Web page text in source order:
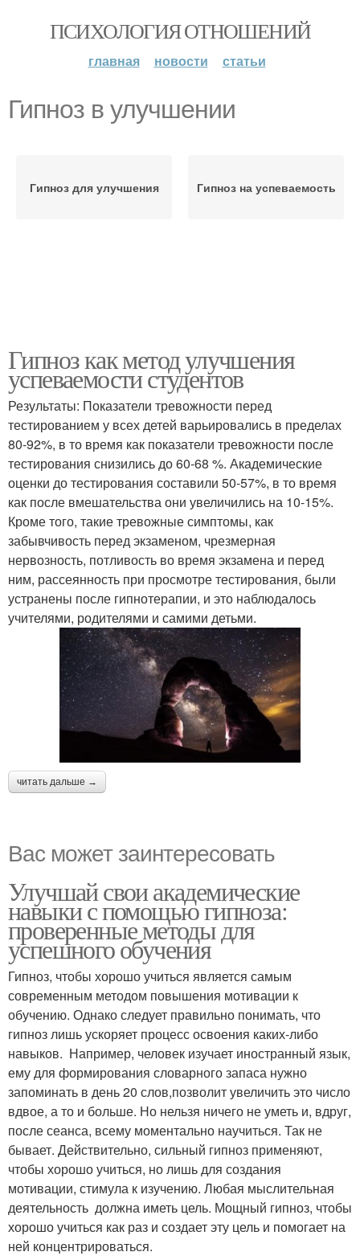
ПСИХОЛОГИЯ ОТНОШЕНИЙ
главная новости статьи
Гипноз в улучшении
Гипноз для улучшения Гипноз на успеваемость
Гипноз как метод улучшения
успеваемости студентов
Результаты: Показатели тревожности перед
тестированием у всех детей варьировались в пределах
80-92%, в то время как показатели тревожности после
тестирования снизились до 60-68 %. Академические
оценки до тестирования составили 50-57%, в то время
как после вмешательства они увеличились на 10-15%.
Кроме того, такие тревожные симптомы, как
забывчивость перед экзаменом, чрезмерная
нервозность, потливость во время экзамена и перед
ним, рассеянность при просмотре тестирования, были
устранены после гипнотерапии, и это наблюдалось
учителями, родителями и самими детьми.
читать дальше →
Вас может заинтересовать
Улучшай свои академические
навыки с помощью гипноза:
проверенные методы для
успешного обучения
Гипноз, чтобы хорошо учиться является самым
современным методом повышения мотивации к
обучению. Однако следует правильно понимать, что
гипноз лишь ускоряет процесс освоения каких-либо
навыков. Например, человек изучает иностранный язык,
ему для формирования словарного запаса нужно
запоминать в день 20 слов,позволит увеличить это число
вдвое, а то и больше. Но нельзя ничего не уметь и, вдруг,
после сеанса, всему моментально научиться. Так не
бывает. Действительно, сильный гипноз применяют,
чтобы хорошо учиться, но лишь для создания
мотивации, стимула к изучению. Любая мыслительная
деятельность должна иметь цель. Мощный гипноз, чтобы
хорошо учиться как раз и создает эту цель и помогает на
ней концентрироваться.